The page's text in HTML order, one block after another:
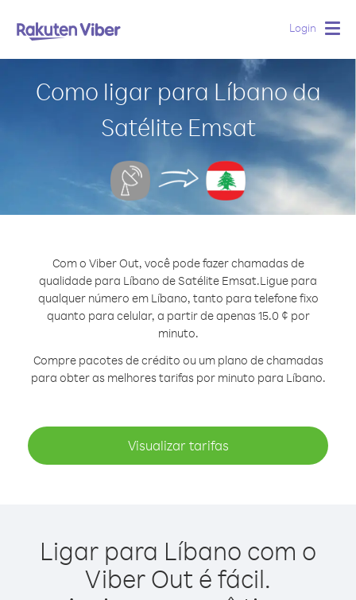
Login
Como ligar para Líbano da
Satélite Emsat
Com o Viber Out, você pode fazer chamadas de
qualidade para Líbano de Satélite Emsat.Ligue para
qualquer número em Líbano, tanto para telefone fixo
quanto para celular, a partir de apenas 15.0 ¢ por
minuto.
Compre pacotes de crédito ou um plano de chamadas
para obter as melhores tarifas por minuto para Líbano.
Visualizar tarifas
Ligar para Líbano com o
Viber Out é fácil.